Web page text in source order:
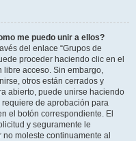
me puedo unir a ellos?
del enlace “Grupos de
proceder haciendo clic en el
libre acceso. Sin embargo,
otros están cerrados y
abierto, puede unirse haciendo
de aprobación para
el botón correspondiente. El
y seguramente le
moleste continuamente al